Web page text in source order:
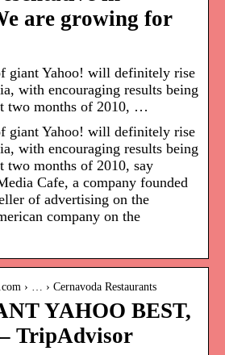
are growing for
giant Yahoo! will definitely rise
with encouraging results being
two months of 2010, …
giant Yahoo! will definitely rise
with encouraging results being
two months of 2010, say
Cafe, a company founded
of advertising on the
company on the
› … › Cernavoda Restaurants
YAHOO BEST,
TripAdvisor